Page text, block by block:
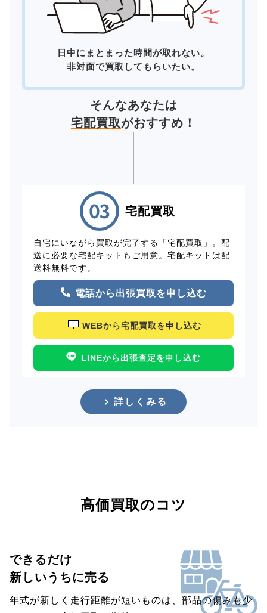
日中にまとまった時間が取れない。
非対面で買取してもらいたい。
そんなあなたは
宅配買取がおすすめ！
宅配買取
自宅にいながら買取が完了する「宅配買取」。配
送に必要な宅配キットもご用意。宅配キットは配
送料無料です。
電話から出張買取を申し込む
WEBから宅配買取を申し込む
LINEから出張査定を申し込む
詳しくみる
高価買取のコツ
できるだけ
新しいうちに売る
年式が新しく走行距離が短いものは、部品の傷みも少